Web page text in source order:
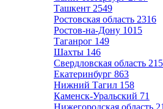
Ташкент 2549
Ростовская область 2316
Ростов-на-Дону 1015
Таганрог 149
Шахты 146
Свердловская область
Екатеринбург 863
Нижний Тагил 158
Каменск-Уральский 71
Нижегородская область